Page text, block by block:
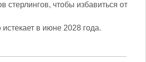
стерлингов, чтобы избавиться от
истекает в июне 2028 года.